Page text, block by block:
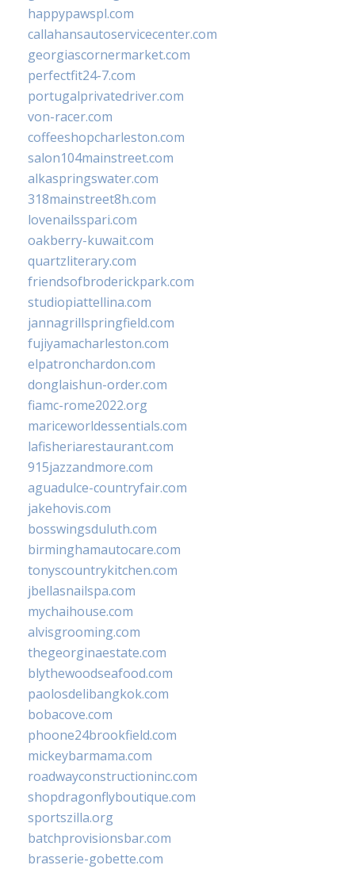
happypawspl.com
callahansautoservicecenter.com
georgiascornermarket.com
perfectfit24-7.com
portugalprivatedriver.com
von-racer.com
coffeeshopcharleston.com
salon104mainstreet.com
alkaspringswater.com
318mainstreet8h.com
lovenailsspari.com
oakberry-kuwait.com
quartzliterary.com
friendsofbroderickpark.com
studiopiattellina.com
jannagrillspringfield.com
fujiyamacharleston.com
elpatronchardon.com
donglaishun-order.com
fiamc-rome2022.org
mariceworldessentials.com
lafisheriarestaurant.com
915jazzandmore.com
aguadulce-countryfair.com
jakehovis.com
bosswingsduluth.com
birminghamautocare.com
tonyscountrykitchen.com
jbellasnailspa.com
mychaihouse.com
alvisgrooming.com
thegeorginaestate.com
blythewoodseafood.com
paolosdelibangkok.com
bobacove.com
phoone24brookfield.com
mickeybarmama.com
roadwayconstructioninc.com
shopdragonflyboutique.com
sportszilla.org
batchprovisionsbar.com
brasserie-gobette.com